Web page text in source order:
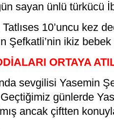
sayan ünlü türkücü
10’uncu kez
Şefkatli’nin ikiz
ORTAYA
sevgilisi Yasemin
günlerde
ancak çiftten